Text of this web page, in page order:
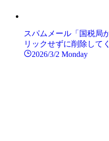
スパムメール「国税局
リックせずに削除して
2026/3/2 Monday